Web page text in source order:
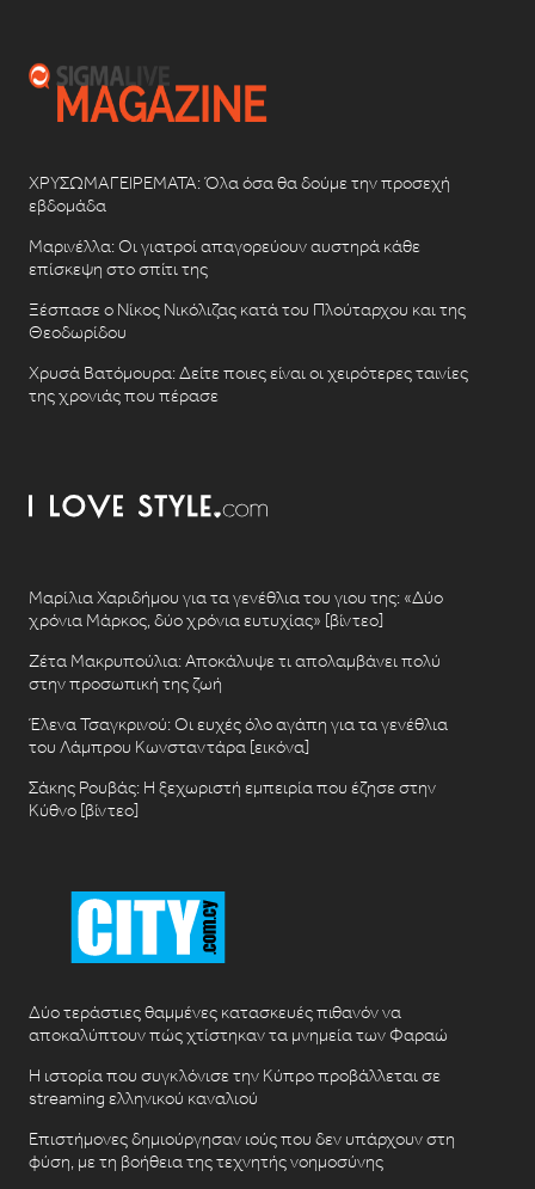
ΧΡΥΣΩΜΑΓΕΙΡΕΜΑΤΑ: Όλα όσα θα δούμε την προσεχή
εβδομάδα
Μαρινέλλα: Οι γιατροί απαγορεύουν αυστηρά κάθε
επίσκεψη στο σπίτι της
Ξέσπασε ο Νίκος Νικόλιζας κατά του Πλούταρχου και της
Θεοδωρίδου
Χρυσά Βατόμουρα: Δείτε ποιες είναι οι χειρότερες ταινίες
της χρονιάς που πέρασε
Μαρίλια Χαριδήμου για τα γενέθλια του γιου της: «Δύο
χρόνια Μάρκος, δύο χρόνια ευτυχίας» [βίντεο]
Ζέτα Μακρυπούλια: Αποκάλυψε τι απολαμβάνει πολύ
στην προσωπική της ζωή
Έλενα Τσαγκρινού: Οι ευχές όλο αγάπη για τα γενέθλια
του Λάμπρου Κωνσταντάρα [εικόνα]
Σάκης Ρουβάς: Η ξεχωριστή εμπειρία που έζησε στην
Κύθνο [βίντεο]
Δύο τεράστιες θαμμένες κατασκευές πιθανόν να
αποκαλύπτουν πώς χτίστηκαν τα μνημεία των Φαραώ
Η ιστορία που συγκλόνισε την Κύπρο προβάλλεται σε
streaming ελληνικού καναλιού
Επιστήμονες δημιούργησαν ιούς που δεν υπάρχουν στη
φύση, με τη βοήθεια της τεχνητής νοημοσύνης